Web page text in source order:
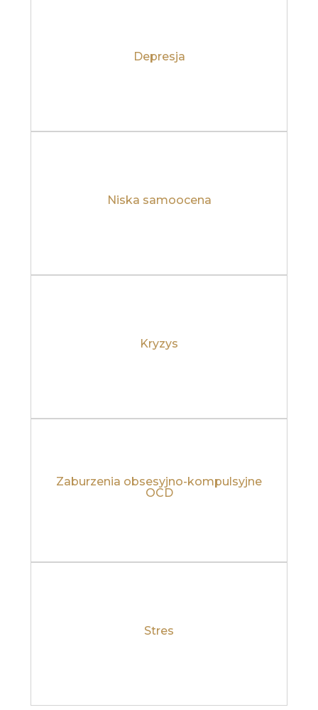
Depresja
Dowiedz się więcej
Niska samoocena
Dowiedz się więcej
Kryzys
Dowiedz się więcej
Zaburzenia obsesyjno-kompulsyjne
OCD
Dowiedz się więcej
Stres
Dowiedz się więcej